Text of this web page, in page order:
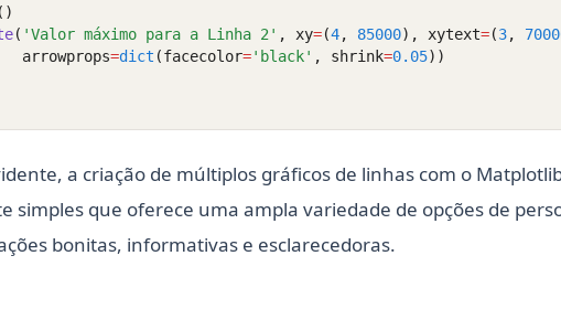
()
( 'Valor máximo para a Linha 2' , xy=(4, 85000), xytext=(3,
arrowprops
=dict (facecolor='black' , shrink=0.05))
a criação de múltiplos gráficos de linhas com o
simples que oferece uma ampla variedade de opções de
bonitas, informativas e esclarecedoras.